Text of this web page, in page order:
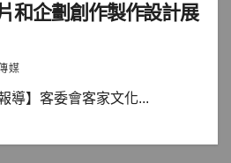
和企劃創作製作設計展
媒
導】客委會客家文化...